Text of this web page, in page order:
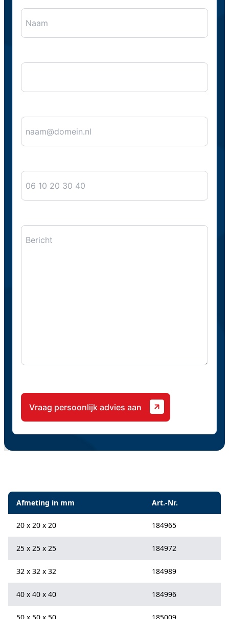
Specificaties
Afmeting in mm Art.-Nr.
20 x 20 x 20 184965
25 x 25 x 25 184972
32 x 32 x 32 184989
40 x 40 x 40 184996
50 x 50 x 50 185009